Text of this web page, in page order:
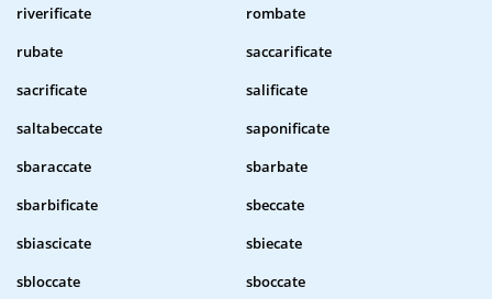
riverificate
rombate
rubate
saccarificate
sacrificate
salificate
saltabeccate
saponificate
sbaraccate
sbarbate
sbarbificate
sbeccate
sbiascicate
sbiecate
sbloccate
sboccate